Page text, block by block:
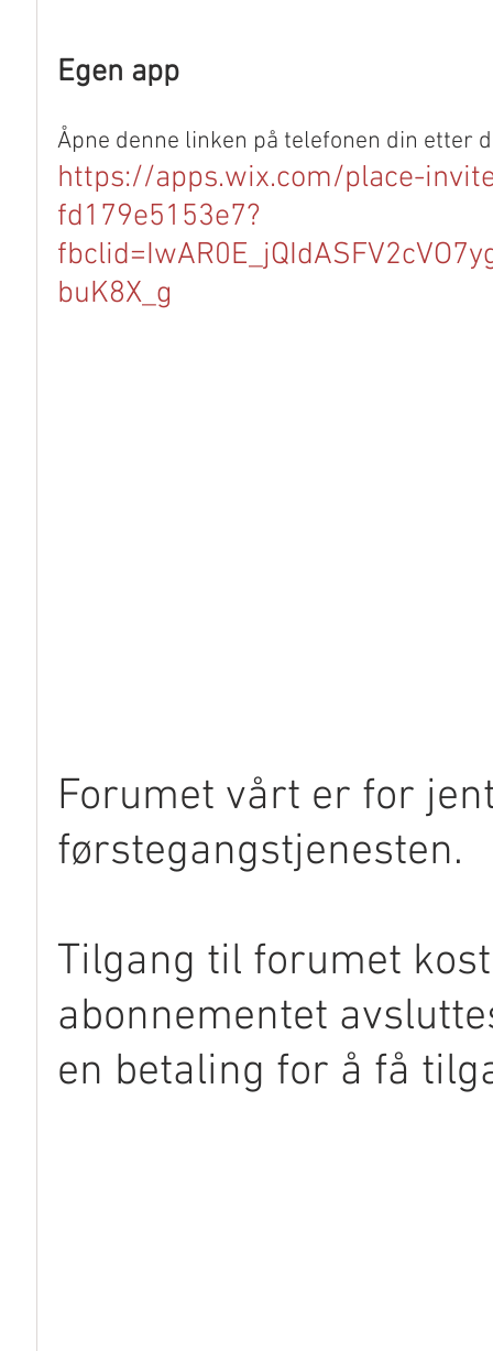
Egen app
Åpne denne linken på telefonen din etter
https://apps.wix.com/place-
fd179e5153e7?
buK8X_g
Forumet vårt er for
førstegangstjenesten.
Tilgang til forumet
abonnementet
en betaling for å få